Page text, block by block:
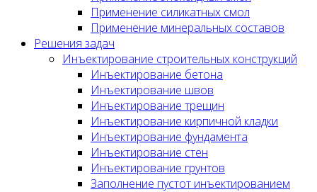
Применение силикатных смол
Применение минеральных составов
Решения задач
Инъектирование строительных конструкций
Инъектирование бетона
Инъектирование швов
Инъектирование трещин
Инъектирование кирпичной кладки
Инъектирование фундамента
Инъектирование стен
Инъектирование грунтов
Заполнение пустот инъектированием